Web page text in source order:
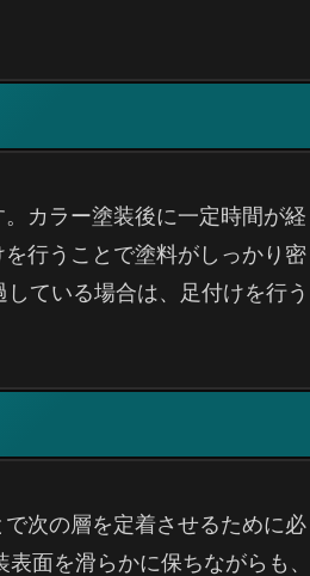
カラー塗装後に一定時間が経
行うことで塗料がしっかり密
ている場合は、足付けを行う
次の層を定着させるために必
面を滑らかに保ちながらも、